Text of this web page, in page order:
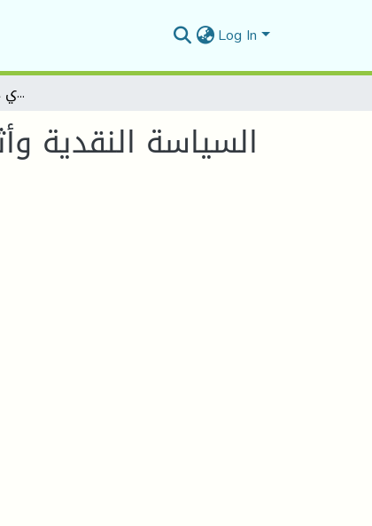
Log In
السياسة النقدية وأثرها على السيولة المصرفية في الاقتصاد الجزائري خلال الفترة (2000-2022)
السياسة النقدية